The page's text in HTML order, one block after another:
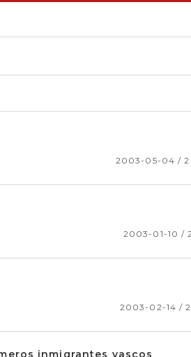
2003-05-04 /
2003-01-10 /
2003-02-14 /
inmigrantes vascos